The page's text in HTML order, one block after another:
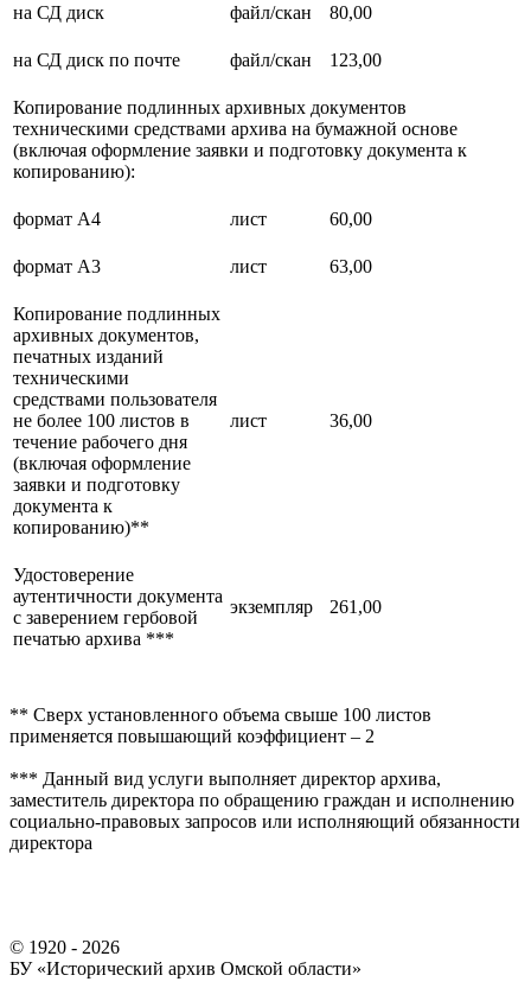
на СД диск файл/скан 80,00
на СД диск по почте файл/скан 123,00
Копирование подлинных архивных документов
техническими средствами архива на бумажной основе
(включая оформление заявки и подготовку документа к
копированию):
формат А4 лист 60,00
формат А3 лист 63,00
Копирование подлинных
архивных документов,
печатных изданий
техническими
средствами пользователя
не более 100 листов в
течение рабочего дня
(включая оформление
заявки и подготовку
документа к
копированию)**
лист 36,00
Удостоверение
аутентичности документа
с заверением гербовой
печатью архива ***
экземпляр 261,00
** Сверх установленного объема свыше 100 листов
применяется повышающий коэффициент – 2
*** Данный вид услуги выполняет директор архива,
заместитель директора по обращению граждан и исполнению
социально-правовых запросов или исполняющий обязанности
директора
© 1920 - 2026
БУ «Исторический архив Омской области»